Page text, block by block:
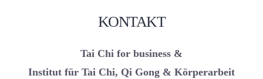
KONTAKT
Tai Chi for business &
Institut für Tai Chi, Qi Gong & Körperarbeit